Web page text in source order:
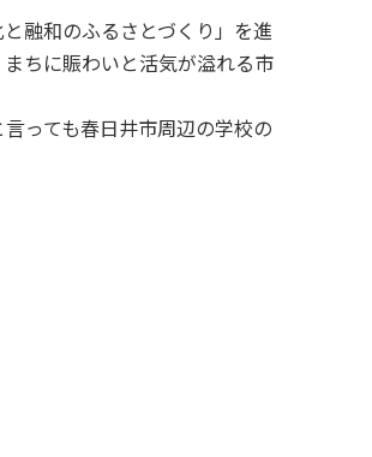
融和のふるさとづくり」を進
ちに賑わいと活気が溢れる市
っても春日井市周辺の学校の